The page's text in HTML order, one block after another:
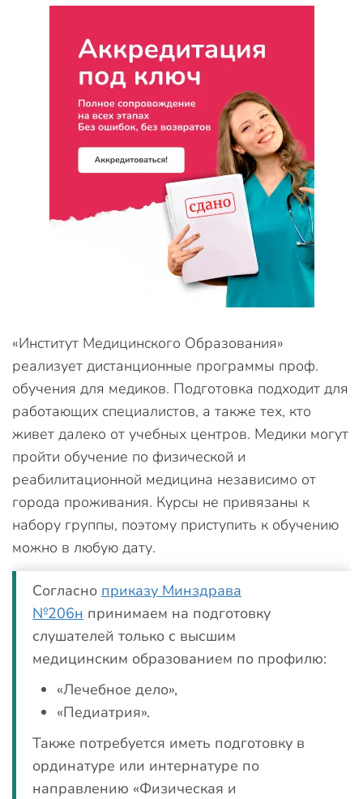
«Институт Медицинского Образования»
реализует дистанционные программы проф.
обучения для медиков. Подготовка подходит для
работающих специалистов, а также тех, кто
живет далеко от учебных центров. Медики могут
пройти обучение по физической и
реабилитационной медицина независимо от
города проживания. Курсы не привязаны к
набору группы, поэтому приступить к обучению
можно в любую дату.
Согласно приказу Минздрава
№206н принимаем на подготовку
слушателей только с высшим
медицинским образованием по профилю:
«Лечебное дело»,
«Педиатрия».
Также потребуется иметь подготовку в
ординатуре или интернатуре по
направлению «Физическая и